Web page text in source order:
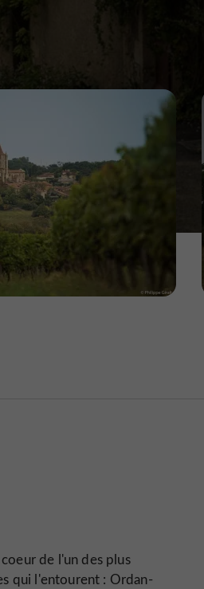
de l'un des plus
qui l'entourent : Ordan-